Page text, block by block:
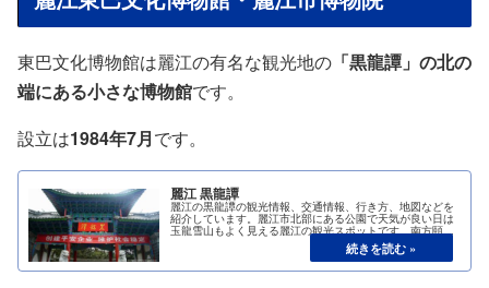
東巴文化博物館は麗江の有名な観光地の 「黒龍譚」の北の
端にある小さな博物館です。
設立は1984年7月です。
麗江 黒龍譚
麗江の黒龍譚の観光情報、交通情報、行き方、地図などを
紹介しています。麗江市北部にある公園で天気が良い日は
玉龍雪山もよく見える麗江の観光スポットです。南方頤和
園とも呼ばれていて、北京の有名な頤和園のように山あり